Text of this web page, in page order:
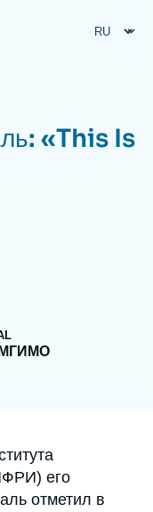
«This Is
МГИМО
его
отметил в